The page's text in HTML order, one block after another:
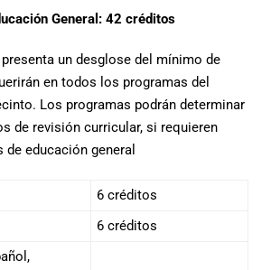
General: 42 créditos
un desglose del mínimo de
en todos los programas del
Los programas podrán determinar
de revisión curricular, si requieren
educación general
6 créditos
6 créditos